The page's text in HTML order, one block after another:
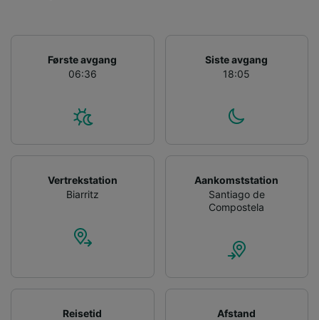
Første avgang
06:36
Siste avgang
18:05
Vertrekstation
Biarritz
Aankomststation
Santiago de
Compostela
Reisetid
Afstand